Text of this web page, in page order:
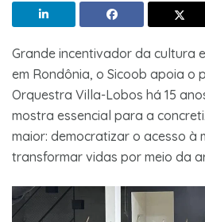
Grande incentivador da cultura
em Rondônia, o Sicoob apoia o
Orquestra Villa-Lobos há 15
mostra essencial para a
maior: democratizar o acesso à
transformar vidas por meio da